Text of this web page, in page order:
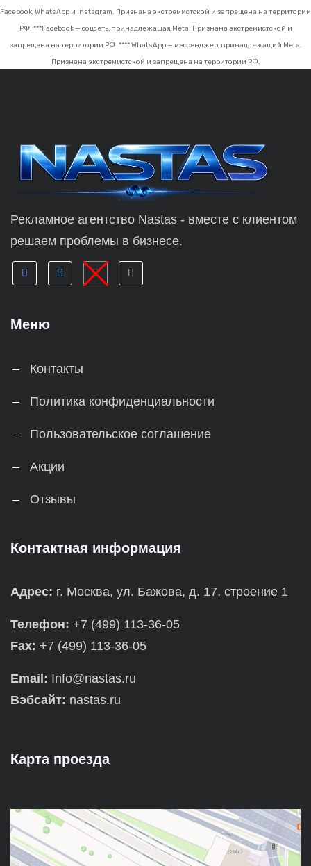
Facebook, WhatsApp и Instagram. Признана экстремистской и запрещена на территории
РФ. ***Facebook — соцсеть, принадлежащая Meta. Признана экстремистской и
запрещена на территории РФ. **** WhatsApp — мессенджер, принадлежащий Meta.
Признана экстремистской и запрещена на территории РФ.
Рекламное агентство Nastas - вместе с клиентом
решаем проблемы в бизнесе.
Меню
Контакты
Политика конфиденциальности
Пользовательское соглашение
Акции
Отзывы
Контактная информация
Адрес: г. Москва, ул. Бажова, д. 17, строение 1
Телефон: +7 (499) 113-36-05
Fax: +7 (499) 113-36-05
Email: Info@nastas.ru
Вэбсайт: nastas.ru
Карта проезда